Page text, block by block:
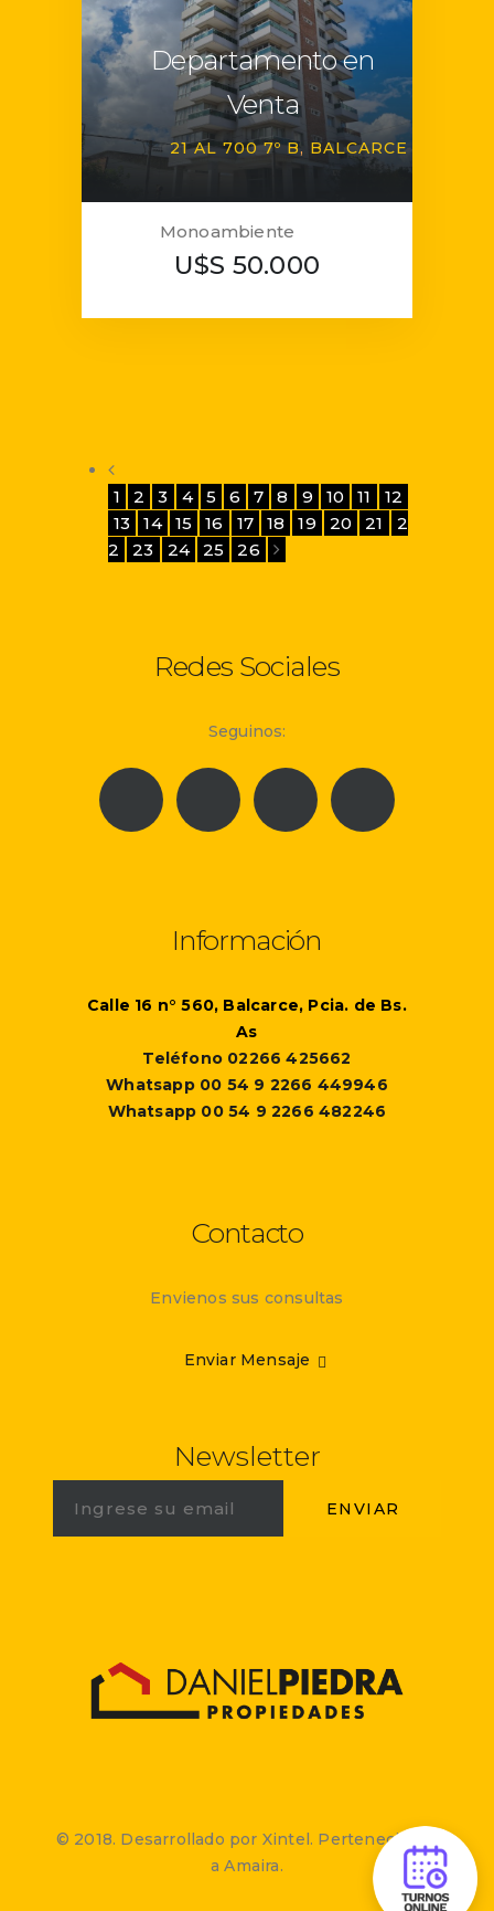
Departamento en
Venta
21 AL 700 7º B BALCARCE
Monoambiente
U$S 50.000
1 2 3 4 5 6 7 8 9 10 11
12
13
14 15 16 17 18 19 20 21
2
2
23 24 25 26
Redes Sociales
Seguinos:
Información
Calle 16 n° 560, Balcarce, Pcia. de Bs.
As
Teléfono 02266 425662
Whatsapp 00 54 9 2266 449946
Whatsapp 00 54 9 2266 482246
Contacto
Envienos sus consultas
Enviar Mensaje
Newsletter
© 2018. Desarrollado por Xintel. Perteneciente
a Amaira.